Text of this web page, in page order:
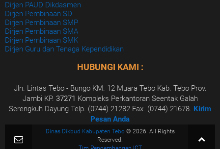
Dirjen PAUD Dikdasmen
Dirjen Pembinaan SD
Dirjen Pembinaan SMP
Dirjen Pembinaan SMA
Dirjen Pembinaan SMK
Dirjen Guru dan Tenaga Kependidikan
HUBUNGI KAMI :
Jln. Lintas Tebo - Bungo KM. 12 Muara Tebo Kab. Tebo Prov.
Jambi KP. 37271 Kompleks Perkantoran Seentak Galah
Serengkuh Dayung Telp. (0744) 21282 Fax. (0744) 21678. Kirim
Pesan Anda
Dinas Dikbud Kabupaten Tebo © 2026. All Rights
Reserved.